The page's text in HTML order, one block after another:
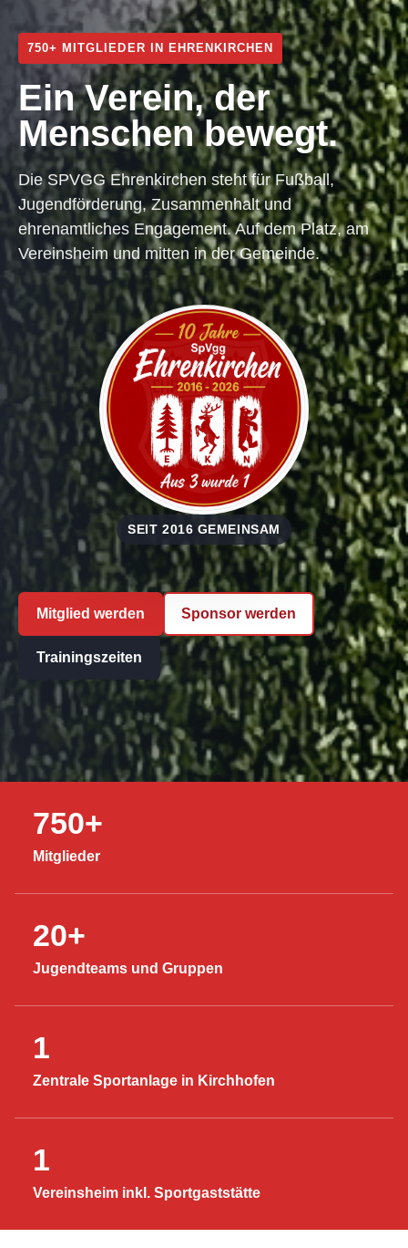
750+ MITGLIEDER IN EHRENKIRCHEN
Ein Verein, der
Menschen bewegt.
Die SPVGG Ehrenkirchen steht für Fußball,
Jugendförderung, Zusammenhalt und
ehrenamtliches Engagement. Auf dem Platz, am
Vereinsheim und mitten in der Gemeinde.
SEIT 2016 GEMEINSAM
Mitglied werden Sponsor werden
Trainingszeiten
750+
Mitglieder
20+
Jugendteams und Gruppen
1
Zentrale Sportanlage in Kirchhofen
1
Vereinsheim inkl. Sportgaststätte